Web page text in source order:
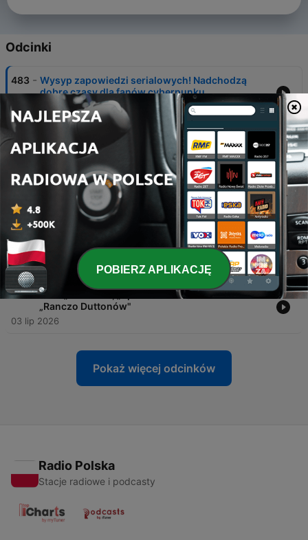
Odcinki
483 - Wysyp zapowiedzi serialowych! Nadchodzą
dobre czasy dla fanów cyberpunku
31 lip 2026
482
Tłumy na seansach "Odysei". Wskazujemy
mocne i słabe strony filmu
481 - Finał "Rancza Duttonów", powrót "Silosu" i
świetna premiera od Apple
17 lip 2026
480 - Typujemy najlepsze (do tej pory) seriale 2026
roku [RANKING]
10 lip 2026
479 - Finał „The Bear", „Sprawiedliwość owiec" i
„Ranczo Duttonów"
03 lip 2026
Pokaż więcej odcinków
Radio Polska
Stacje radiowe i podcasty
POBIERZ APLIKACJĘ